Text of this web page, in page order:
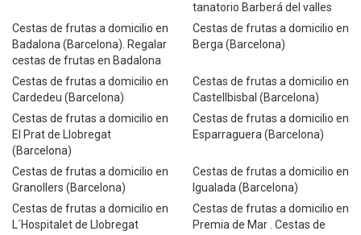
tanatorio Barberá del valles
Cestas de frutas a domicilio en
Badalona (Barcelona). Regalar
cestas de frutas en Badalona
Cestas de frutas a domicilio en
Berga (Barcelona)
Cestas de frutas a domicilio en
Cardedeu (Barcelona)
Cestas de frutas a domicilio en
Castellbisbal (Barcelona)
Cestas de frutas a domicilio en
El Prat de Llobregat
(Barcelona)
Cestas de frutas a domicilio en
Esparraguera (Barcelona)
Cestas de frutas a domicilio en
Granollers (Barcelona)
Cestas de frutas a domicilio en
Igualada (Barcelona)
Cestas de frutas a domicilio en
L´Hospitalet de Llobregat
Cestas de frutas a domicilio en
Premia de Mar . Cestas de